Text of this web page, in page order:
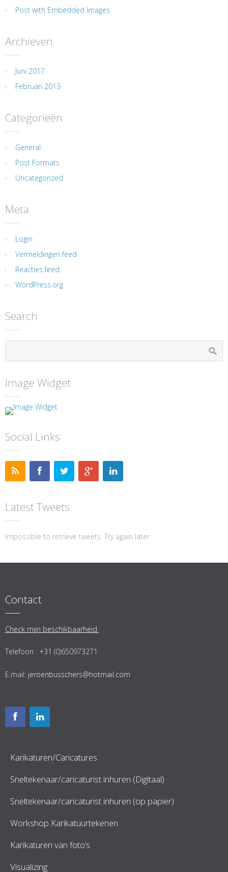
Post with Embedded Images
Archieven
Juni 2017
Februari 2013
Categorieën
General
Post Formats
Uncategorized
Meta
Login
Vermeldingen feed
Reacties feed
WordPress.org
Search
Image Widget
Social Links
Latest Tweets
Impossible to retrieve tweets. Try again later.
Contact
Check mijn beschikbaarheid.
Telefoon : +31 (0)650973271
E.mail: jeroenbusschers@hotmail.com
Karikaturen/Caricatures
Sneltekenaar/caricaturist inhuren (Digitaal)
Sneltekenaar/caricaturist inhuren (op papier)
Workshop Karikatuurtekenen
Karikaturen van foto’s
Visualizing